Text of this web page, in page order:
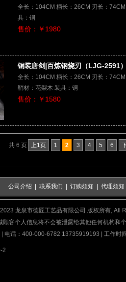
全长：104CM 柄长：26CM 刃长：
具：铜
售价：￥1980
铜装唐剑|百炼钢烧刃（LJG-2591
全长：104CM 柄长：26CM 刃长：
鞘材：花梨木 装具：铜
售价：￥1580
共 6 页 上1页 1 2 3 4 5 6
公司介绍 联系我们 订购须知 代理须知
龙泉市德匠工艺品有限公司 版权所有, All
顾客个人信息将不会被泄露给其他任何机构和
电话：400-000-6782 13735919193 | 工作时
2